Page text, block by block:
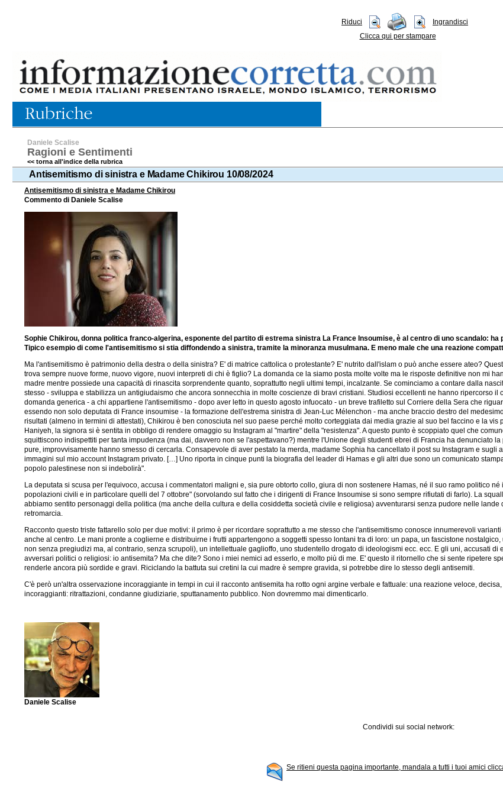
Riduci
Ingrandisci
Clicca qui per stampare
Daniele Scalise
Ragioni e Sentimenti
<< torna all'indice della rubrica
Antisemitismo di sinistra e Madame Chikirou 10/08/2024
Antisemitismo di sinistra e Madame Chikirou
Commento di Daniele Scalise
Sophie Chikirou, donna politica franco-algerina, esponente del partito di estrema sinistra La France Insoumise, è al centro di uno scandalo:
Tipico esempio di come l'antisemitismo si stia diffondendo a sinistra, tramite la minoranza musulmana. E meno male che una reazione
Ma l'antisemitismo è patrimonio della destra o della sinistra? E' di matrice cattolica o protestante? E' nutrito dall'islam o può anche essere ateo?
trova sempre nuove forme, nuovo vigore, nuovi interpreti di chi è figlio? La domanda ce la siamo posta molte volte ma le risposte definitive non mi
madre mentre possiede una capacità di rinascita sorprendente quanto, soprattutto negli ultimi tempi, incalzante. Se cominciamo a contare dalla
stesso - sviluppa e stabilizza un antigiudaismo che ancora sonnecchia in molte coscienze di bravi cristiani. Studiosi eccellenti ne hanno ripercorso
domanda generica - a chi appartiene l'antisemitismo - dopo aver letto in questo agosto infuocato - un breve trafiletto sul Corriere della Sera che
essendo non solo deputata di France insoumise - la formazione dell'estrema sinistra di Jean-Luc Mélenchon - ma anche braccio destro del
risultati (almeno in termini di attestati), Chikirou è ben conosciuta nel suo paese perché molto corteggiata dai media grazie al suo bel faccino e la
Haniyeh, la signora si è sentita in obbligo di rendere omaggio su Instagram al "martire" della "resistenza". A questo punto è scoppiato quel che
squittiscono indispettiti per tanta impudenza (ma dai, davvero non se l'aspettavano?) mentre l'Unione degli studenti ebrei di Francia ha denunciato
pure, improvvisamente hanno smesso di cercarla. Consapevole di aver pestato la merda, madame Sophia ha cancellato il post su Instagram e sugli
immagini sul mio account Instagram privato. […] Uno riporta in cinque punti la biografia del leader di Hamas e gli altri due sono un comunicato
popolo palestinese non si indebolirà".
La deputata si scusa per l'equivoco, accusa i commentatori maligni e, sia pure obtorto collo, giura di non sostenere Hamas, né il suo ramo politico
popolazioni civili e in particolare quelli del 7 ottobre" (sorvolando sul fatto che i dirigenti di France Insoumise si sono sempre rifiutati di farlo). La
abbiamo sentito personaggi della politica (ma anche della cultura e della cosiddetta società civile e religiosa) avventurarsi senza pudore nelle
retromarcia.
Racconto questo triste fattarello solo per due motivi: il primo è per ricordare soprattutto a me stesso che l'antisemitismo conosce innumerevoli
anche al centro. Le mani pronte a coglierne e distribuirne i frutti appartengono a soggetti spesso lontani tra di loro: un papa, un fascistone
non senza pregiudizi ma, al contrario, senza scrupoli), un intellettuale gaglioffo, uno studentello drogato di ideologismi ecc. ecc. E gli uni, accusati
avversari politici o religiosi: io antisemita? Ma che dite? Sono i miei nemici ad esserlo, e molto più di me. E' questo il ritornello che si sente ripetere
renderle ancora più sordide e gravi. Riciclando la battuta sui cretini la cui madre è sempre gravida, si potrebbe dire lo stesso degli antisemiti.
C'è però un'altra osservazione incoraggiante in tempi in cui il racconto antisemita ha rotto ogni argine verbale e fattuale: una reazione veloce,
incoraggianti: ritrattazioni, condanne giudiziarie, sputtanamento pubblico. Non dovremmo mai dimenticarlo.
Daniele Scalise
Condividi sui social network:
Se ritieni questa pagina importante, mandala a tutti i tuoi amici